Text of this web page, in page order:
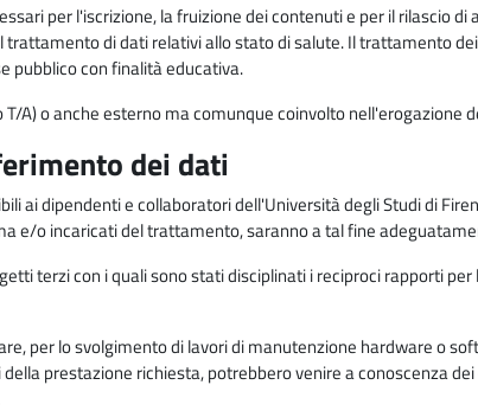
per l'iscrizione, la fruizione dei contenuti e per il rilascio
di dati relativi allo stato di salute. Il trattamento
pubblico con finalità educativa.
A) o anche esterno ma comunque coinvolto nell'erogazione
dei dati
ai dipendenti e collaboratori dell'Università degli Studi di
e/o incaricati del trattamento, saranno a tal fine
terzi con i quali sono stati disciplinati i reciproci rapporti
per lo svolgimento di lavori di manutenzione hardware o
prestazione richiesta, potrebbero venire a conoscenza